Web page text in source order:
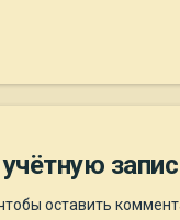
оставить